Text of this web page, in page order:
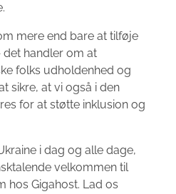
mere end bare at tilføje
handler om at
folks udholdenhed og
sikre, at vi også i den
for at støtte inklusion og
i dag og alle dage,
velkommen til
hos Gigahost. Lad os